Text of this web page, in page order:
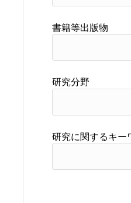
書籍等出版物
研究分野
研究に関するキー